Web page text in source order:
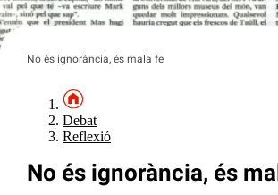
No és ignorància, és mala fe
Debat
Reflexió
No és ignorància, és